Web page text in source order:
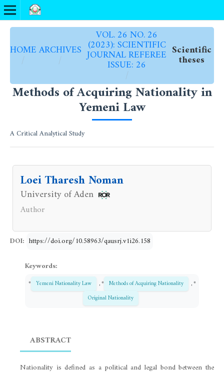
HOME
/
ARCHIVES
/
VOL. 26 NO. 26
(2023): SCIENTIFIC
JOURNAL REFEREE
ISSUE: 26
/
Scientific
theses
Methods of Acquiring Nationality in
Yemeni Law
A Critical Analytical Study
Loei Tharesh Noman
University of Aden
Author
DOI: https://doi.org/10.58963/qausrj.v1i26.158
Keywords:
* Yemeni Nationality Law , * Methods of Acquiring Nationality
, *
Original Nationality
ABSTRACT
Nationality is defined as a political and legal bond between the